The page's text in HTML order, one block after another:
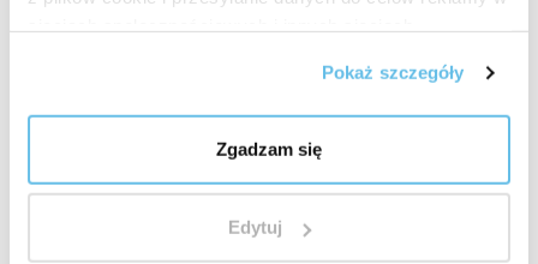
Pokaż szczegóły
Zgadzam się
Edytuj